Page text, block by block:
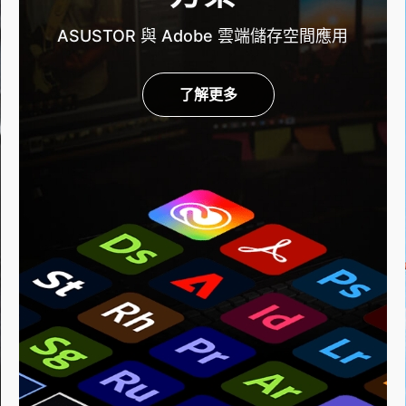
ASUSTOR 與 Adobe 雲端儲存空間應用
了解更多